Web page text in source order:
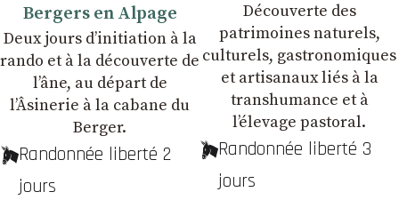
Bergers en Alpage
Deux jours dʼinitiation à la
rando et à la découverte de
lʼâne, au départ de
lʼÂsinerie à la cabane du
Berger.
Randonnée liberté 2
jours
Découverte des
patrimoines naturels,
culturels, gastronomiques
et artisanaux liés à la
transhumance et à
lʼélevage pastoral.
Randonnée liberté 3
jours